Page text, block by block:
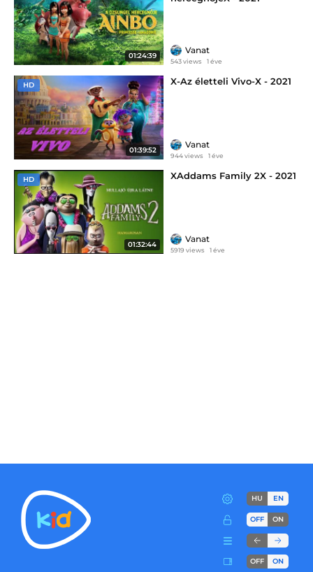
01:24:39
Vanat
543 views 1 éve
HD
01:39:52
X-Az életteli Vivo-X - 2021
Vanat
944 views 1 éve
HD
01:32:44
XAddams Family 2X - 2021
Vanat
5919 views 1 éve
HU EN
OFF ON
OFF ON